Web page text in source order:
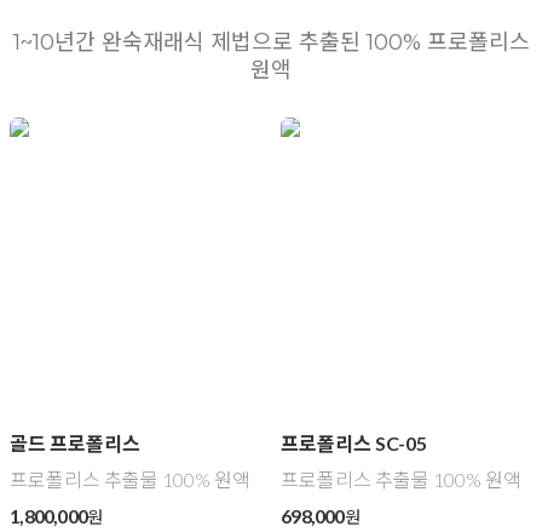
1~10년간 완숙재래식 제법으로 추출된 100% 프로폴리스
원액
골드 프로폴리스
프로폴리스 추출물 100% 원액
1,800,000
프로폴리스 SC-05
프로폴리스 추출물 100% 원액
698,000